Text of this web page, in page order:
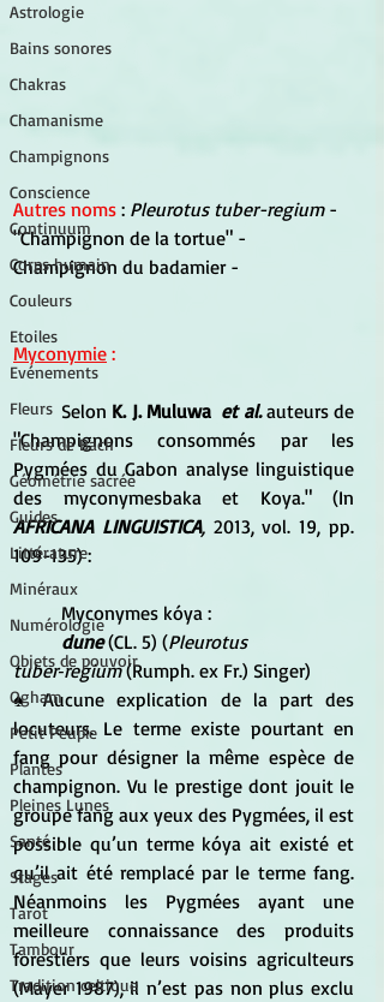
Astrologie
Bains sonores
Chakras
Chamanisme
Champignons
Conscience
Continuum
Corps humain
Couleurs
Etoiles
Evénements
Fleurs
Fleurs de Bach
Géométrie sacrée
Guides
Littérature
Minéraux
Numérologie
Objets de pouvoir
Ogham
Petit Peuple
Plantes
Pleines Lunes
Santé
Stages
Tarot
Tambour
Tradition celtique
Autres noms : Pleurotus tuber-regium -
"Champignon de la tortue" -
Champignon du badamier -
Myconymie :
	Selon
K. J. Muluwa et al. auteurs de
"Champignons consommés par les
Pygmées du Gabon analyse linguistique
AFRICANA LINGUISTICA, 2013, vol. 19, pp.
109-135) :
	Myconymes kóya :
dune (CL. 5) (Pleurotus
tuber‑regium (Rumph. ex Fr.) Singer)
♠ Aucune explication de la part des
locuteurs. Le terme existe pourtant en
fang pour désigner la même espèce de
champignon. Vu le prestige dont jouit le
groupe fang aux yeux des Pygmées, il est
possible qu’un terme kóya ait existé et
qu’il ait été remplacé par le terme fang.
Néanmoins les Pygmées ayant une
meilleure connaissance des produits
forestiers que leurs voisins agriculteurs
(Mayer 1987), il n’est pas non plus exclu